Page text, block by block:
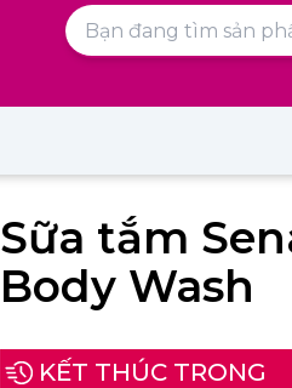
Sữa tắm
Body Wash
KẾT THÚC TRONG